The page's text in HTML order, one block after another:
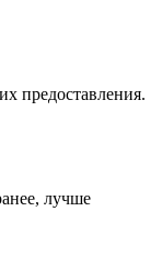
предоставления.
лучше